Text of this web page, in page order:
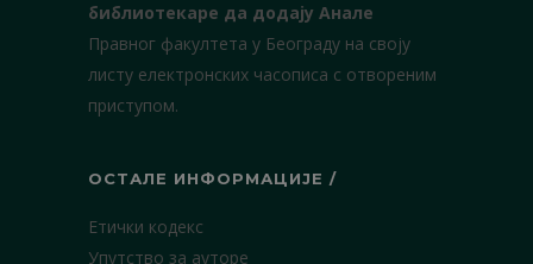
библиотекаре да додају Анале
Правног факултета у Београду на своју
листу електронских часописа с отвореним
приступом.
ОСТАЛЕ ИНФОРМАЦИЈЕ /
Етички кодекс
Упутство за ауторе